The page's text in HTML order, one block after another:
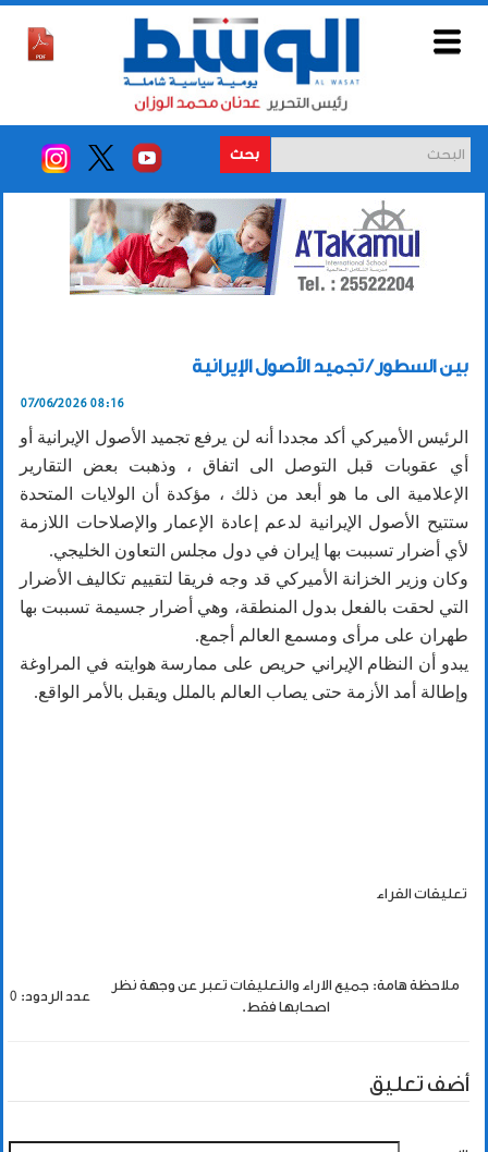
بحث
بين السطور / تجميد الأصول الإيرانية
07/06/2026 08:16
الرئيس الأميركي أكد مجددا أنه لن يرفع تجميد الأصول الإيرانية أو
أي عقوبات قبل التوصل الى اتفاق ، وذهبت بعض التقارير
الإعلامية الى ما هو أبعد من ذلك ، مؤكدة أن الولايات المتحدة
ستتيح الأصول الإيرانية لدعم إعادة الإعمار والإصلاحات اللازمة
لأي أضرار تسببت بها إيران في دول مجلس التعاون الخليجي.
وكان وزير الخزانة الأميركي قد وجه فريقا لتقييم تكاليف الأضرار
التي لحقت بالفعل بدول المنطقة، وهي أضرار جسيمة تسببت بها
طهران على مرأى ومسمع العالم أجمع.
يبدو أن النظام الإيراني حريص على ممارسة هوايته في المراوغة
وإطالة أمد الأزمة حتى يصاب العالم بالملل ويقبل بالأمر الواقع.
تعليقات القراء
ملاحظة هامة: جميع الاراء والتعليقات تعبر عن وجهة نظر
اصحابها فقط.
عدد الردود: 0
أضف تعليق